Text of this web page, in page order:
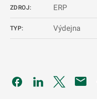
ZDROJ: ERP
TYP: Výdejna
Odkaz se otevře na
Odkaz seOdkaz